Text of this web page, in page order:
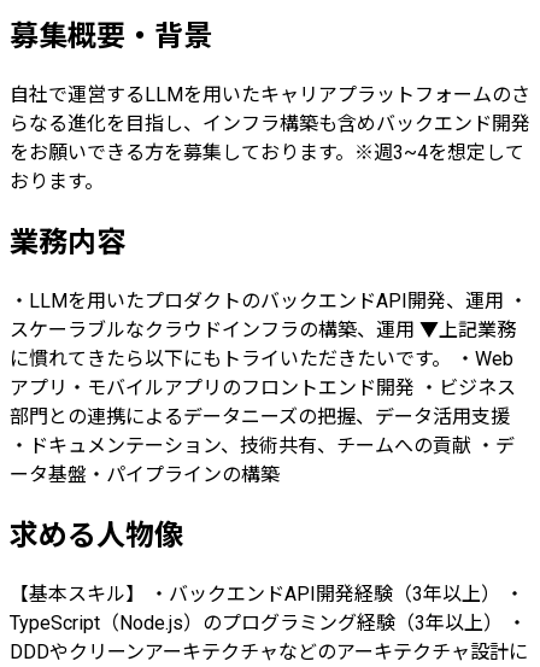
募集概要・背景
自社で運営するLLMを用いたキャリアプラットフォームのさ
らなる進化を目指し、インフラ構築も含めバックエンド開発
をお願いできる方を募集しております。※週3~4を想定して
おります。
業務内容
・LLMを用いたプロダクトのバックエンドAPI開発、運用 ・
スケーラブルなクラウドインフラの構築、運用 ▼上記業務
に慣れてきたら以下にもトライいただきたいです。 ・Web
アプリ・モバイルアプリのフロントエンド開発 ・ビジネス
部門との連携によるデータニーズの把握、データ活用支援
・ドキュメンテーション、技術共有、チームへの貢献 ・デ
ータ基盤・パイプラインの構築
求める人物像
【基本スキル】 ・バックエンドAPI開発経験（3年以上） ・
TypeScript（Node.js）のプログラミング経験（3年以上） ・
DDDやクリーンアーキテクチャなどのアーキテクチャ設計に